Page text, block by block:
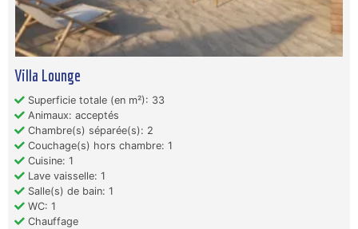
Villa Lounge
Superficie totale (en m²): 33
Animaux: acceptés
Chambre(s) séparée(s): 2
Couchage(s) hors chambre: 1
Cuisine: 1
Lave vaisselle: 1
Salle(s) de bain: 1
WC: 1
Chauffage